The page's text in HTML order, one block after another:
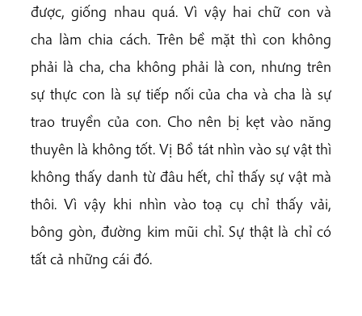
được, giống nhau quá. Vì vậy hai chữ con và
cha làm chia cách. Trên bề mặt thì con không
phải là cha, cha không phải là con, nhưng trên
sự thực con là sự tiếp nối của cha và cha là sự
trao truyền của con. Cho nên bị kẹt vào năng
thuyên là không tốt. Vị Bồ tát nhìn vào sự vật thì
không thấy danh từ đâu hết, chỉ thấy sự vật mà
thôi. Vì vậy khi nhìn vào toạ cụ chỉ thấy vải,
bông gòn, đường kim mũi chỉ. Sự thật là chỉ có
tất cả những cái đó.